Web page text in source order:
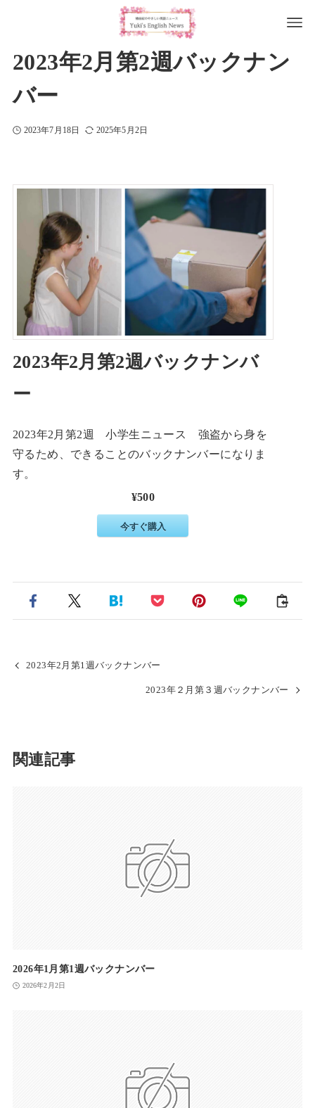
2023年2月第2週バックナン
バー
2023年7月18日 2025年5月2日
2023年2月第2週バックナンバ
ー
2023年2月第2週 小学生ニュース 強盗から身を
守るため、できることのバックナンバーになりま
す。
¥500
今すぐ購入
2023年2月第1週バックナンバー
2023年２月第３週バックナンバー
関連記事
2026年1月第1週バックナンバー
2026年2月2日